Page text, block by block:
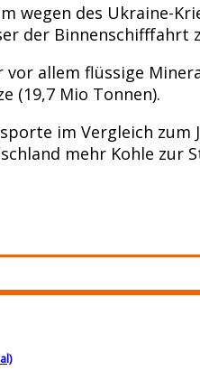
des Ukraine-
der Binnenschifffahrt
allem flüssige
(19,7 Mio Tonnen).
im Vergleich zum
mehr Kohle zur